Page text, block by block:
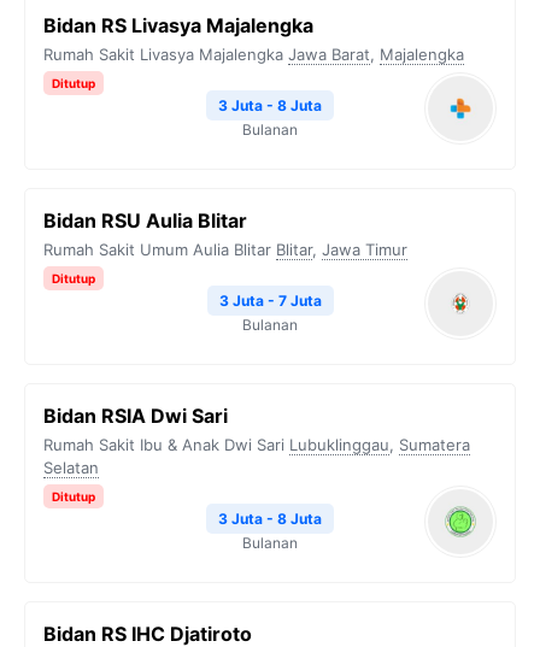
Bidan RS Livasya Majalengka
Rumah Sakit Livasya Majalengka Jawa Barat, Majalengka
Ditutup
3 Juta - 8 Juta
Bulanan
Bidan RSU Aulia Blitar
Rumah Sakit Umum Aulia Blitar Blitar, Jawa Timur
Ditutup
3 Juta - 7 Juta
Bulanan
Bidan RSIA Dwi Sari
Rumah Sakit Ibu & Anak Dwi Sari Lubuklinggau, Sumatera
Selatan
Ditutup
3 Juta - 8 Juta
Bulanan
Bidan RS IHC Djatiroto